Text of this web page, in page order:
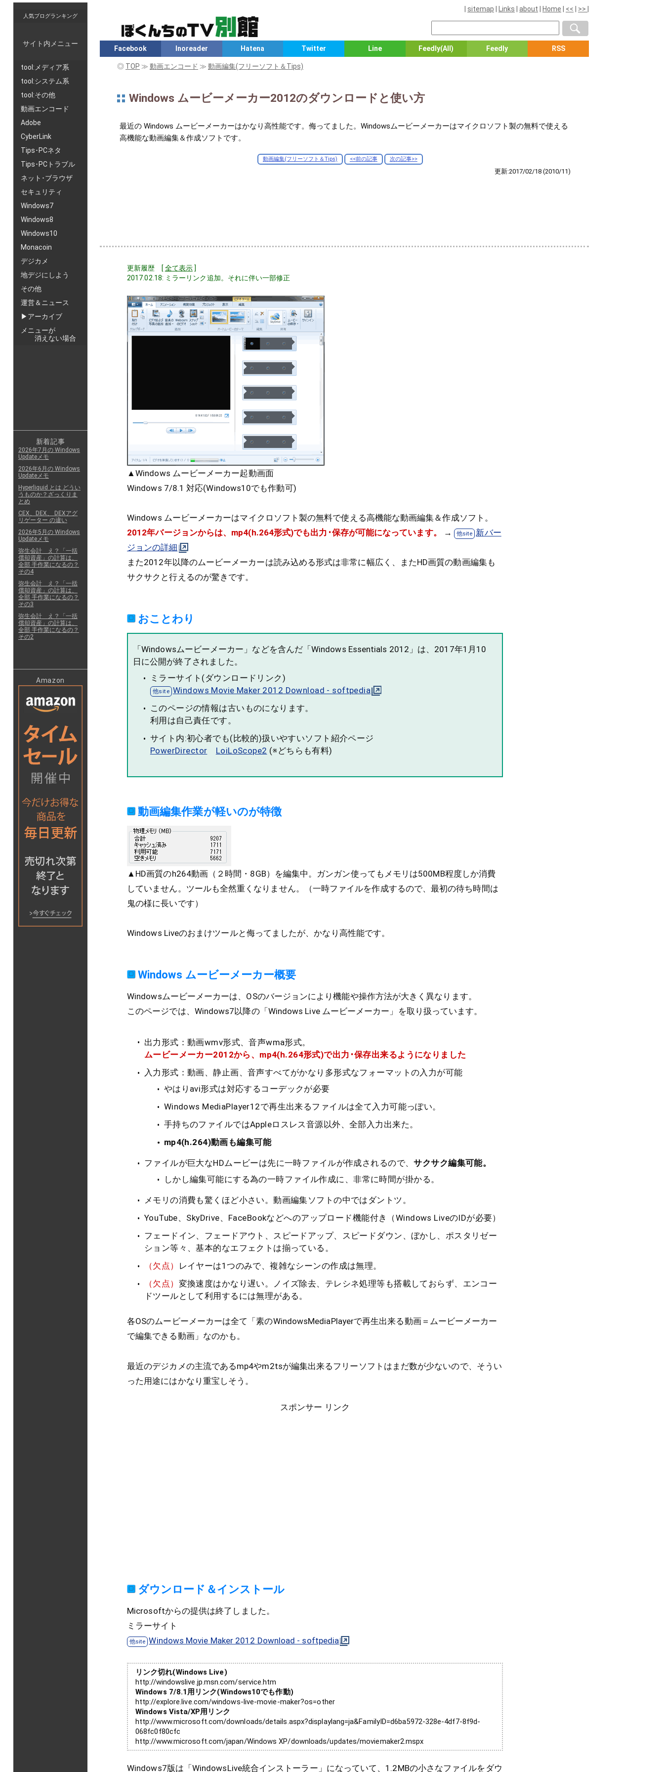
人気ブログランキング
サイト内メニュー
tool:メディア系
tool:システム系
tool:その他
動画エンコード
Adobe
CyberLink
Tips･PCネタ
Tips･PCトラブル
ネット･ブラウザ
セキュリティ
Windows7
Windows8
Windows10
Monacoin
デジカメ
地デジにしよう
その他
運営＆ニュース
▶アーカイブ
メニューが
消えない場合
sitemap Links about Home << >>
Facebook Inoreader Hatena Twitter Line Feedly(All) Feedly RSS
◎ TOP ≫ 動画エンコード ≫ 動画編集(フリーソフト＆Tips)
Windows ムービーメーカー2012のダウンロードと使い方
最近の Windows ムービーメーカーはかなり高性能です。侮ってました。Windowsムービーメーカーはマイクロソフト製の無料で使える
高機能な動画編集＆作成ソフトです。
動画編集(フリーソフト＆Tips) <<前の記事 次の記事>>
更新:2017/02/18 (2010/11)
更新履歴 [ 全て表示]
2017.02.18: ミラーリンク追加。それに伴い一部修正
▲Windows ムービーメーカー起動画面
Windows 7/8.1 対応(Windows10でも作動可)
Windows ムービーメーカーはマイクロソフト製の無料で使える高機能な動画編集＆作成ソフト。
2012年バージョンからは、mp4(h.264形式)でも出力･保存が可能になっています。
→
新バー
ジョンの詳細
また2012年以降のムービーメーカーは読み込める形式は非常に幅広く、またHD画質の動画編集も
サクサクと行えるのが驚きです。
おことわり
「Windowsムービーメーカー」などを含んだ「Windows Essentials 2012」は、2017年1月10
日に公開が終了されました。
ミラーサイト(ダウンロードリンク)
Windows Movie Maker 2012 Download - softpedia
このページの情報は古いものになります。
利用は自己責任です。
サイト内:初心者でも(比較的)扱いやすいソフト紹介ページ
PowerDirector
LoiLoScope2 (※どちらも有料)
動画編集作業が軽いのが特徴
▲HD画質のh264動画（２時間・8GB）を編集中。ガンガン使ってもメモリは500MB程度しか消費
していません。ツールも全然重くなりません。（一時ファイルを作成するので、最初の待ち時間は
鬼の様に長いです）
Windows Liveのおまけツールと侮ってましたが、かなり高性能です。
Windows ムービーメーカー概要
Windowsムービーメーカーは、OSのバージョンにより機能や操作方法が大きく異なります。
このページでは、Windows7以降の「Windows Live ムービーメーカー」を取り扱っています。
出力形式：動画wmv形式、音声wma形式。
ムービーメーカー2012から、mp4(h.264形式)で出力･保存出来るようになりました
入力形式：動画、静止画、音声すべてがかなり多形式なフォーマットの入力が可能
やはりavi形式は対応するコーデックが必要
Windows MediaPlayer12で再生出来るファイルは全て入力可能っぽい。
手持ちのファイルではAppleロスレス音源以外、全部入力出来た。
mp4(h.264)動画も編集可能
ファイルが巨大なHDムービーは先に一時ファイルが作成されるので、サクサク編集可能。
しかし編集可能にする為の一時ファイル作成に、非常に時間が掛かる。
メモリの消費も驚くほど小さい。動画編集ソフトの中ではダントツ。
YouTube、SkyDrive、FaceBookなどへのアップロード機能付き（Windows LiveのIDが必要）
フェードイン、フェードアウト、スピードアップ、スピードダウン、ぼかし、ポスタリゼー
ション等々、基本的なエフェクトは揃っている。
（欠点）
レイヤーは1つのみで、複雑なシーンの作成は無理。
（欠点） 変換速度はかなり遅い。ノイズ除去、テレシネ処理等も搭載しておらず、エンコー
ドツールとして利用するには無理がある。
各OSのムービーメーカーは全て「素のWindowsMediaPlayerで再生出来る動画＝ムービーメーカー
で編集できる動画」なのかも。
最近のデジカメの主流であるmp4やm2tsが編集出来るフリーソフトはまだ数が少ないので、そうい
った用途にはかなり重宝しそう。
スポンサー リンク
ダウンロード＆インストール
Microsoftからの提供は終了しました。
ミラーサイト
Windows Movie Maker 2012 Download - softpedia
リンク切れ(Windows Live)
http://windowslive.jp.msn.com/service.htm
Windows 7/8.1用リンク(Windows10でも作動)
http://explore.live.com/windows-live-movie-maker?os=other
Windows Vista/XP用リンク
http://www.microsoft.com/downloads/details.aspx?displaylang=ja&FamilyID=d6ba5972-328e-4df7-8f9d-
068fc0f80cfc
http://www.microsoft.com/japan/Windows XP/downloads/updates/moviemaker2.mspx
Windows7版は「WindowsLive統合インストーラー」になっていて、1.2MBの小さなファイルをダウ
新着記事
2026年7月の Windows
Updateメモ
2026年6月の Windows
Updateメモ
Hyperliquid とは どうい
うものか？ざっくりま
とめ
CEX、DEX、 DEXアグ
リゲーター の違い
2026年5月の Windows
Updateメモ
弥生会計 え？「一括
償却資産」の計算は、
全部 手作業になるの？
その4
弥生会計 え？「一括
償却資産」の計算は、
全部 手作業になるの？
その3
弥生会計 え？「一括
償却資産」の計算は、
全部 手作業になるの？
その2
Amazon